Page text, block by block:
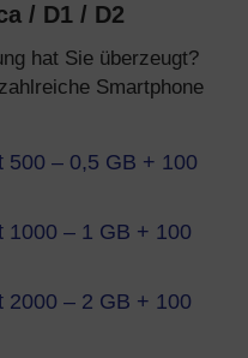
/ D1 / D2
hat Sie überzeugt?
Smartphone
500 – 0,5 GB + 100
1000 – 1 GB + 100
2000 – 2 GB + 100